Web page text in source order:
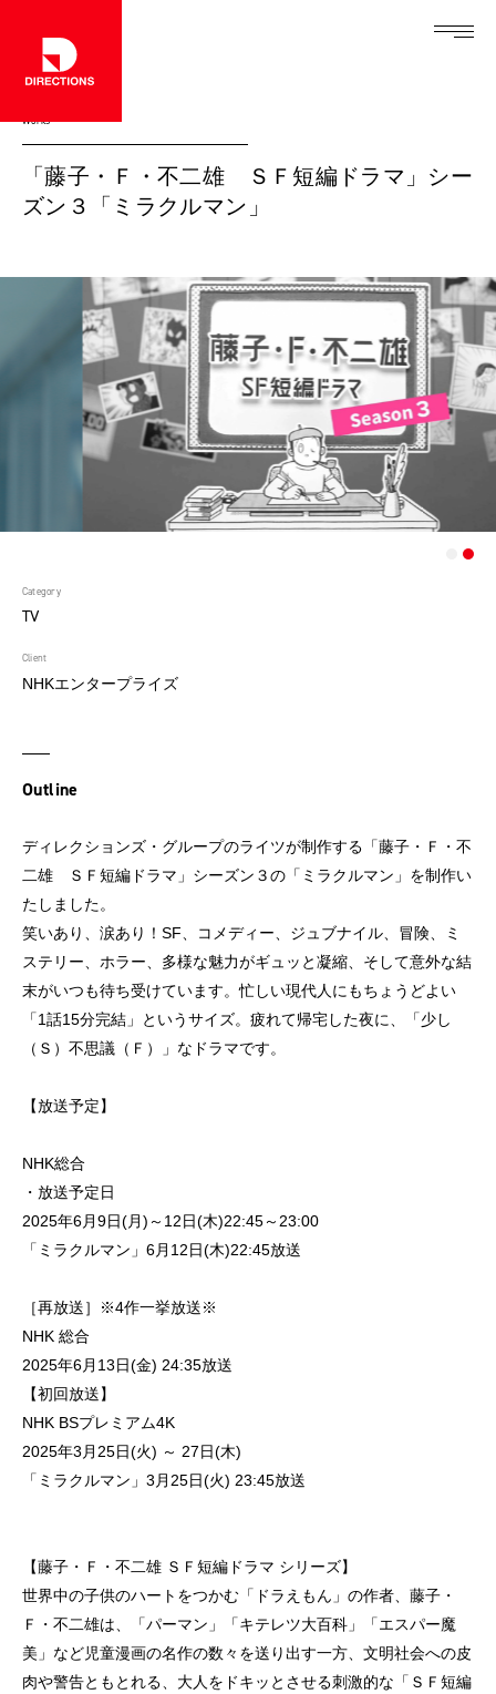
Works
「藤子・Ｆ・不二雄 ＳＦ短編ドラマ」シー
ズン３「ミラクルマン」
Category
TV
Client
NHKエンタープライズ
Outline
ディレクションズ・グループのライツが制作する「藤子・Ｆ・不
二雄 ＳＦ短編ドラマ」シーズン３の「ミラクルマン」を制作い
たしました。
笑いあり、涙あり！SF、コメディー、ジュブナイル、冒険、ミ
ステリー、ホラー、多様な魅力がギュッと凝縮、そして意外な結
末がいつも待ち受けています。忙しい現代人にもちょうどよい
「1話15分完結」というサイズ。疲れて帰宅した夜に、「少し
（Ｓ）不思議（Ｆ）」なドラマです。
【放送予定】
NHK総合
・放送予定日
2025年6月9日(月)～12日(木)22:45～23:00
「ミラクルマン」6月12日(木)22:45放送
［再放送］※4作一挙放送※
NHK 総合
2025年6月13日(金) 24:35放送
【初回放送】
NHK BSプレミアム4K
2025年3月25日(火) ～ 27日(木)
「ミラクルマン」3月25日(火) 23:45放送
【藤子・Ｆ・不二雄 ＳＦ短編ドラマ シリーズ】
世界中の子供のハートをつかむ「ドラえもん」の作者、藤子・
Ｆ・不二雄は、「パーマン」「キテレツ大百科」「エスパー魔
美」など児童漫画の名作の数々を送り出す一方、文明社会への皮
肉や警告ともとれる、大人をドキッとさせる刺激的な「ＳＦ短編